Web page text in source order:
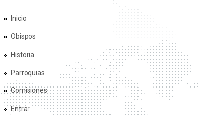
Inicio
Obispos
Historia
Parroquias
Comisiones
Entrar